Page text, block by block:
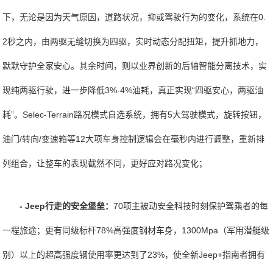
下，无论是因为天气原因，道路状况，抑或驾驶行为的变化，系统在0.
2秒之内，由两驱无缝切换为四驱，实时动态分配扭矩，提升抓地力，
默默守护全家安心。其余时间，则以业界创新的后轴智能分离技术，实
现纯两驱行驶，进一步降低3%-4%油耗，真正实现“四驱安心，两驱油
耗”。Selec-Terrain路况模式自选系统，拥有5大驾驶模式，旋转按钮，
油门/转向/变速箱等12大项车身控制逻辑会在毫秒内进行调整，重新排
列组合，让整车的表现截然不同，更好应对路况变化；
- Jeep行走的安全堡垒：70项主被动安全科技时刻保护驾乘者的每
一程旅途；更有同级标杆78%高强度钢材车身，1300Mpa（军用潜艇级
别）以上的超高强度钢使用率更达到了23%，使全新Jeep+指南者拥有